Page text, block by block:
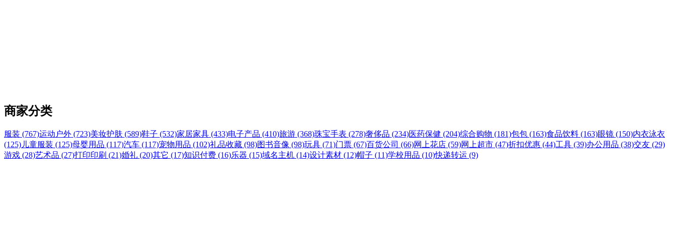
商家分类
服装 (767)运动户外 (723)美妆护肤 (589)鞋子 (532)家居家具 (433)电子产品 (410)旅游 (368)珠宝手表 (278)奢侈品 (234)医药保健 (204)综合购物 (181)包包 (163)食品饮料 (163)眼镜 (150)内衣泳衣
(125) 儿童服装 (125)母婴用品 (117)汽车 (117)宠物用品 (102)礼品收藏 (98)图书音像 (98)玩具 (71)门票 (67)百货公司 (66)网上花店 (59)网上超市 (47)折扣优惠 (44)工具 (39)办公用品 (38)交友 (29)
游戏 (28)艺术品 (27)打印印刷 (21)婚礼 (20)其它 (17)知识付费 (16)乐器 (15)域名主机 (14)设计素材 (12)帽子 (11)学校用品 (10)快递转运 (9)